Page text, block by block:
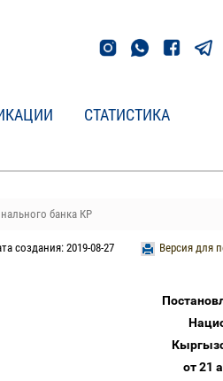
СТАТИСТИКА
банка КР
Версия для
создания: 2019-08-27
от 21